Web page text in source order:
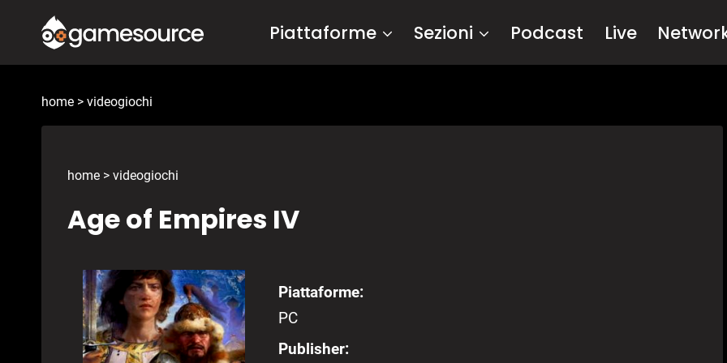
contenuto
Piattaforme Sezioni Podcast Live
home > videogiochi
home > videogiochi
Age of Empires IV
Piattaforme:
PC
Publisher: